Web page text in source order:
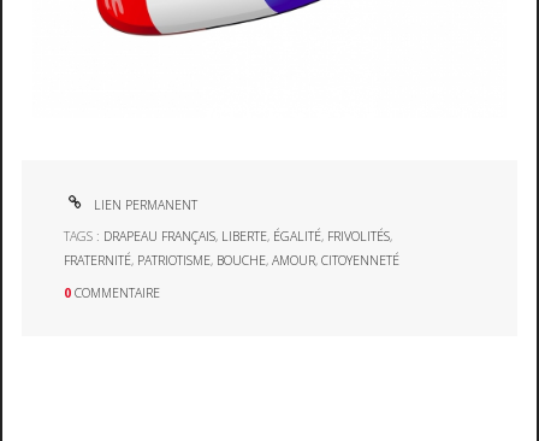
LIEN PERMANENT
TAGS : DRAPEAU FRANÇAIS, LIBERTE, ÉGALITÉ, FRIVOLITÉS,
FRATERNITÉ, PATRIOTISME, BOUCHE,AMOUR,CITOYENNETÉ
0 COMMENTAIRE